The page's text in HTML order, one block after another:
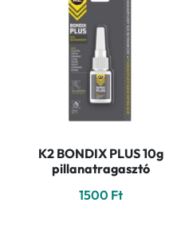
K2 BONDIX PLUS 10g
pillanatragasztó
1500 Ft